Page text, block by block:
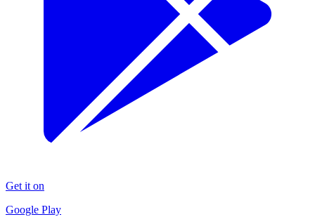
Get it on
Google Play